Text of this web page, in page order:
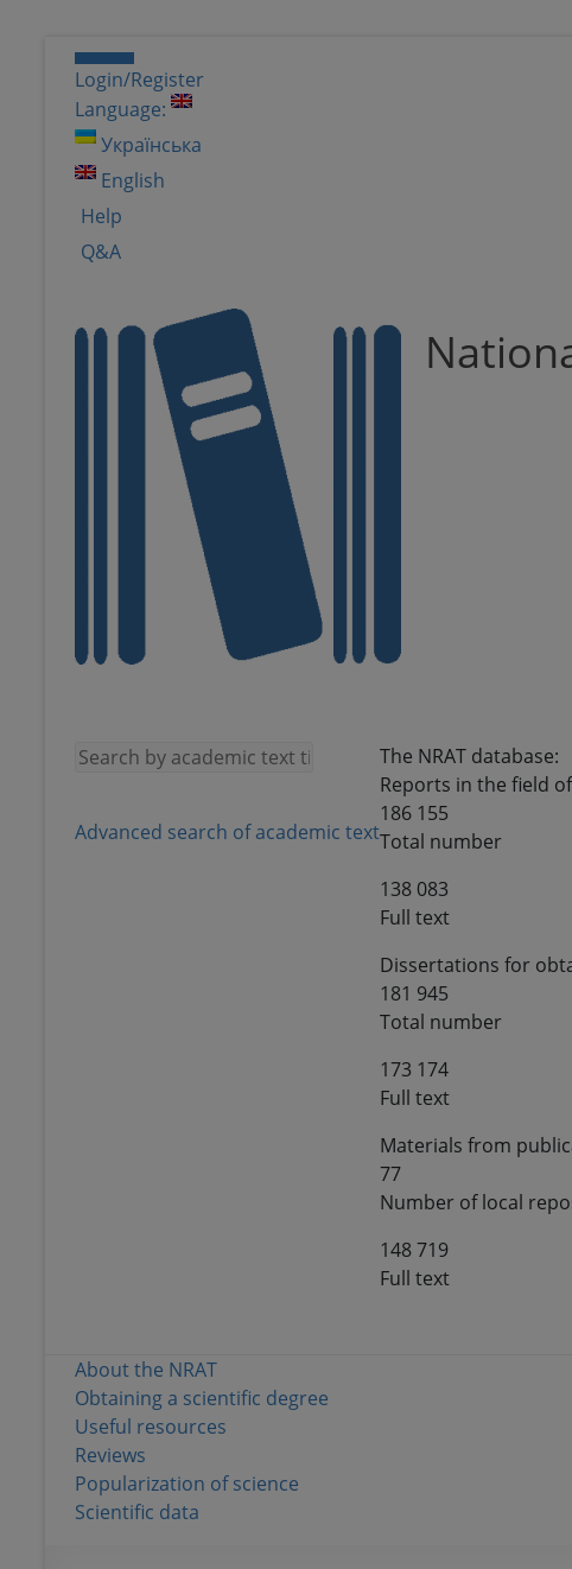
Login/Register
Language:
Українська
English
Help
Q&A
Advanced search of academic text
The NRAT database:
Reports in the field
186 155
Total number
138 083
Full text
Dissertations for
181 945
Total number
173 174
Full text
Materials from
77
Number of local
148 719
Full text
About the NRAT
Obtaining a scientific degree
Useful resources
Reviews
Popularization of science
Scientific data